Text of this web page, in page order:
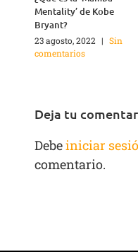
Mentality’ de Kobe
Bryant?
23 agosto, 2022 | Sin
comentarios
Deja tu
Debeiniciar
comentario.